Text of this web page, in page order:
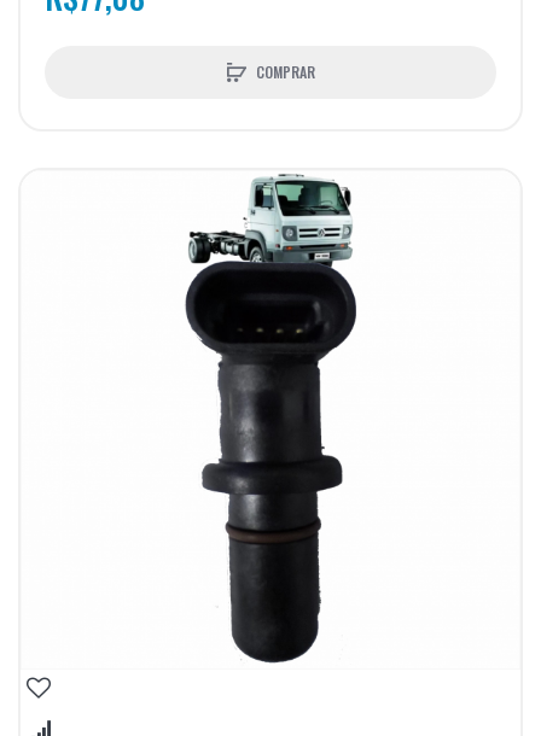
COMPRAR